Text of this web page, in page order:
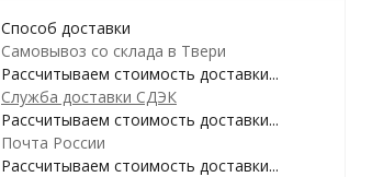
Способ доставки
Самовывоз со склада в Твери
Рассчитываем стоимость доставки...
Служба доставки СДЭК
Рассчитываем стоимость доставки...
Почта России
Рассчитываем стоимость доставки...